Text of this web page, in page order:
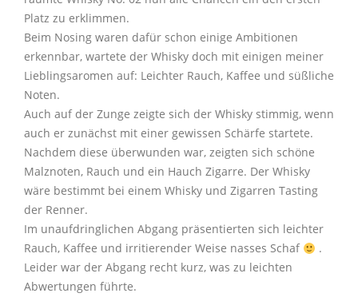
Platz zu erklimmen.
Beim Nosing waren dafür schon einige Ambitionen
erkennbar, wartete der Whisky doch mit einigen meiner
Lieblingsaromen auf: Leichter Rauch, Kaffee und süßliche
Noten.
Auch auf der Zunge zeigte sich der Whisky stimmig, wenn
auch er zunächst mit einer gewissen Schärfe startete.
Nachdem diese überwunden war, zeigten sich schöne
Malznoten, Rauch und ein Hauch Zigarre. Der Whisky
wäre bestimmt bei einem Whisky und Zigarren Tasting
der Renner.
Im unaufdringlichen Abgang präsentierten sich leichter
Rauch, Kaffee und irritierender Weise nasses Schaf
.
Leider war der Abgang recht kurz, was zu leichten
Abwertungen führte.